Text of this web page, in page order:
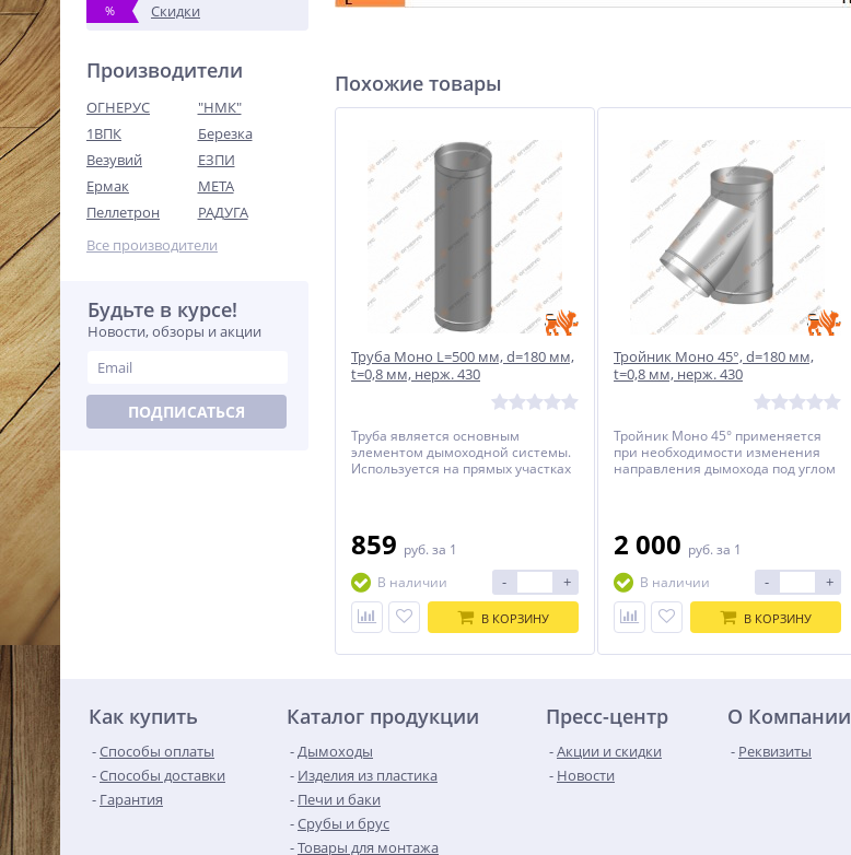
% Скидки
Производители
ОГНЕРУС
"НМК"
1ВПК
Березка
Везувий
ЕЗПИ
Ермак
МЕТА
Пеллетрон
РАДУГА
Все производители
Будьте в курсе!
Новости, обзоры и акции
ПОДПИСАТЬСЯ
Похожие товары
Труба Моно L=500 мм, d=180 мм,
t=0,8 мм, нерж. 430
Труба является основным
элементом дымоходной системы.
Используется на прямых участках
859 руб. за 1
В наличии
- +
В КОРЗИНУ
Тройник Моно 45°, d=180 мм,
t=0,8 мм, нерж. 430
Тройник Моно 45° применяется
при необходимости изменения
направления дымохода под углом
2 000 руб. за 1
В наличии
- +
В КОРЗИНУ
Как купить
Способы оплаты
Способы доставки
Гарантия
Каталог продукции
Дымоходы
Изделия из пластика
Печи и баки
Срубы и брус
Товары для монтажа
Пресс-центр
Акции и скидки
Новости
О Компании
Реквизиты